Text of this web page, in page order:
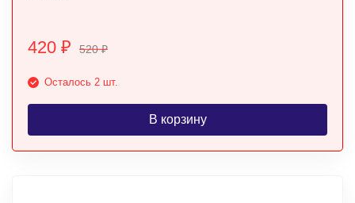
420 ₽ 520₽
Осталось 2 шт.
В корзину